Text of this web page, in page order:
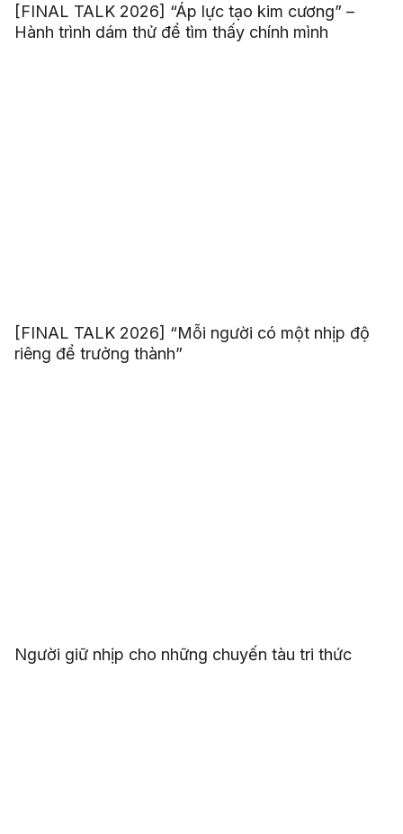
[FINAL TALK 2026] “Áp lực tạo kim cương” –
Hành trình dám thử để tìm thấy chính mình
[FINAL TALK 2026] “Mỗi người có một nhịp độ
riêng để trưởng thành”
Người giữ nhịp cho những chuyến tàu tri thức